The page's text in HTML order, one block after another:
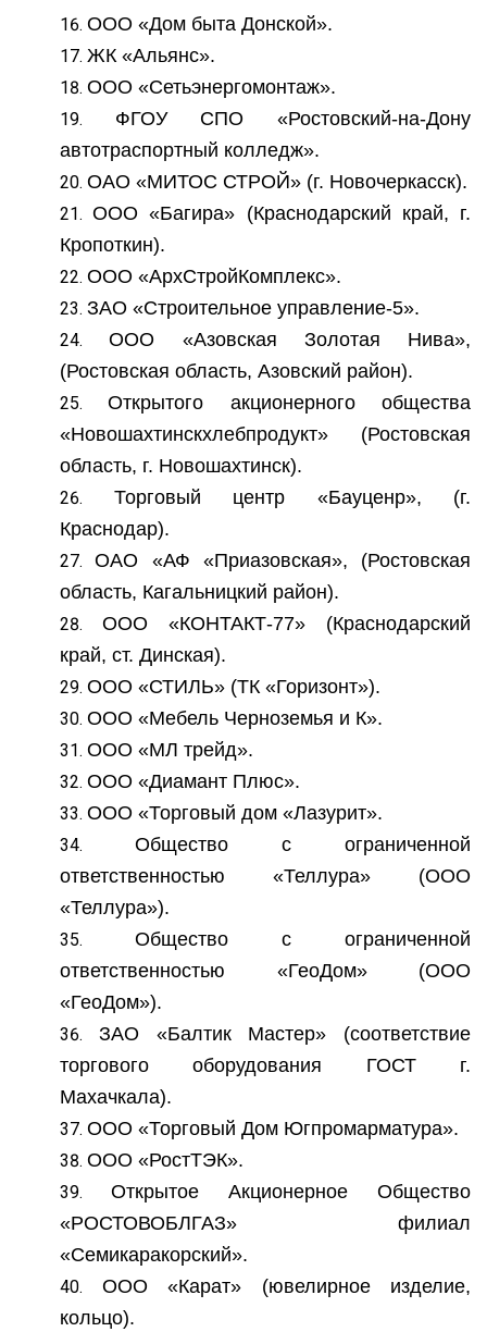
ООО «Дом быта Донской».
ЖК «Альянс».
ООО «Сетьэнергомонтаж».
ФГОУ СПО «Ростовский-на-Дону
автотраспортный колледж».
ОАО «МИТОС СТРОЙ» (г. Новочеркасск).
ООО «Багира» (Краснодарский край, г.
Кропоткин).
ООО «АрхСтройКомплекс».
ЗАО «Строительное управление-5».
ООО «Азовская Золотая Нива»,
(Ростовская область, Азовский район).
Открытого акционерного общества
«Новошахтинскхлебпродукт» (Ростовская
область, г. Новошахтинск).
Торговый центр «Бауценр», (г.
Краснодар).
ОАО «АФ «Приазовская», (Ростовская
область, Кагальницкий район).
ООО «КОНТАКТ-77» (Краснодарский
край, ст. Динская).
ООО «СТИЛЬ» (ТК «Горизонт»).
ООО «Мебель Черноземья и К».
ООО «МЛ трейд».
ООО «Диамант Плюс».
ООО «Торговый дом «Лазурит».
Общество с ограниченной
ответственностью «Теллура» (ООО
«Теллура»).
Общество с ограниченной
ответственностью «ГеоДом» (ООО
«ГеоДом»).
ЗАО «Балтик Мастер» (соответствие
торгового оборудования ГОСТ г.
Махачкала).
ООО «Торговый Дом Югпромарматура».
ООО «РостТЭК».
Открытое Акционерное Общество
«РОСТОВОБЛГАЗ» филиал
«Семикаракорский».
ООО «Карат» (ювелирное изделие,
кольцо).